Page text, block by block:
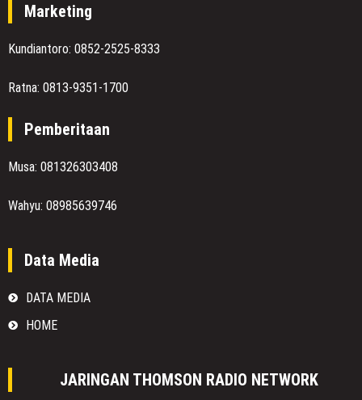
Marketing
Kundiantoro: 0852-2525-8333
Ratna: 0813-9351-1700
Pemberitaan
Musa: 081326303408
Wahyu: 08985639746
Data Media
DATA MEDIA
HOME
JARINGAN THOMSON RADIO NETWORK